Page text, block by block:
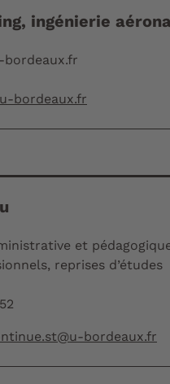
ingénierie
bordeaux.fr
bordeaux.fr
et pédagogique
reprises d’études
bordeaux.fr